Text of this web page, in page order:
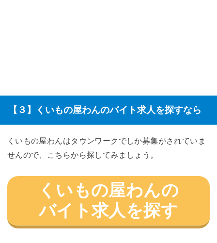
【３】くいもの屋わんのバイト求人を探すなら
くいもの屋わんはタウンワークでしか募集がされていま
せんので、こちらから探してみましょう。
くいもの屋わんの
バイト求人を探す